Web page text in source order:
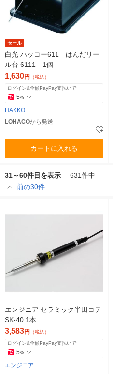
セール
白光 ハッコー611 はんだリー
ル台 6111 1個
1,630円 （税込）
ログイン&全額PayPay支払いで
5%
HAKKO
LOHACOから発送
カートに入れる
31～60件目を表示
631件中
前の30件
エンジニア セラミック半田コテ
SK-40 1本
3,583円 （税込）
ログイン&全額PayPay支払いで
5%
エンジニア